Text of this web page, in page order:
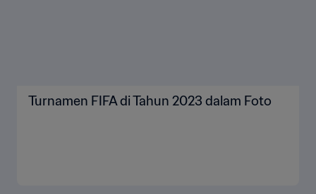
Turnamen FIFA di Tahun 2023 dalam Foto